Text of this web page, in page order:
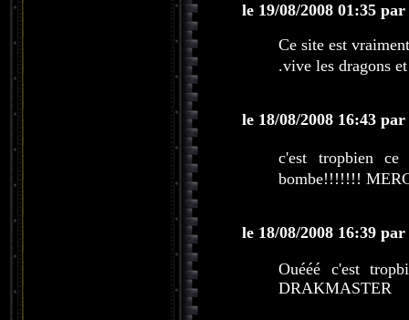
le 19/08/2008 01:35 par
Ce site est
.vive les dragons
le 18/08/2008 16:43 par
c'est tropbien
bombe!!!!!!!
le 18/08/2008 16:39 par
Ouééé c'est
DRAKMASTER